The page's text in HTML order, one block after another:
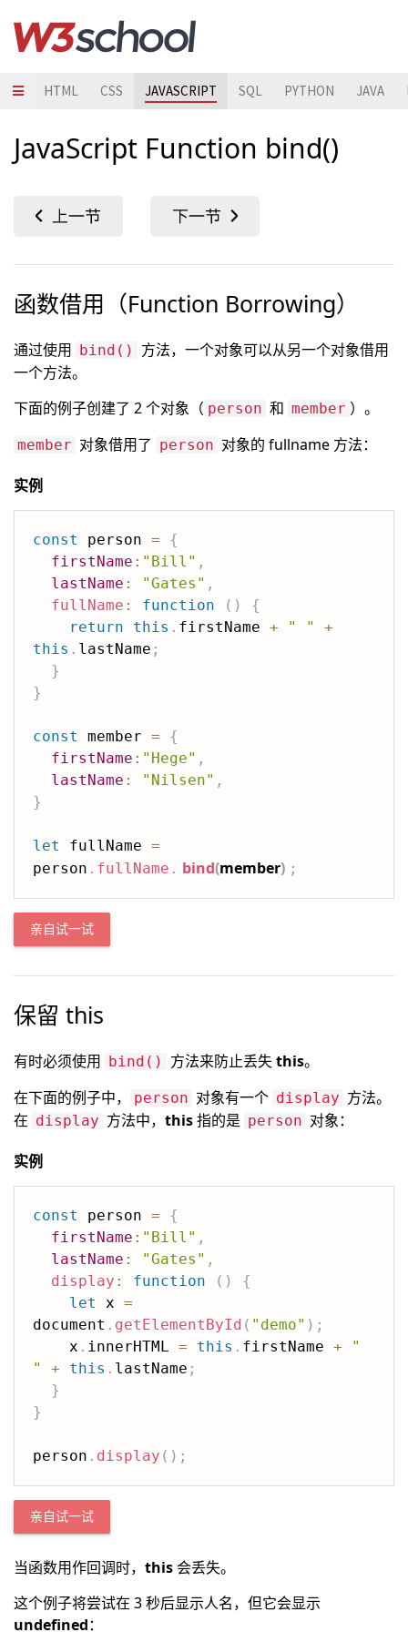
HTML CSS JAVASCRIPT SQL PYTHON JAVA
JavaScript Function bind()
函数借用（Function Borrowing）
通过使用 bind()
方法，一个对象可以从另一个对象借用
一个方法。
下面的例子创建了 2 个对象（ person 和 member ）。
member 对象借用了 person 对象的 fullname 方法：
实例
const person =
{
firstName : "Bill" ,
lastName : "Gates" ,
fullName : function ( )
{
return
this . firstName + " "
+
this . lastName ;
}
}
const member =
{
firstName : "Hege" ,
lastName : "Nilsen" ,
}
let fullName =
person . fullName . bind(member) ;
亲自试一试
保留 this
有时必须使用 bind() 方法来防止丢失this。
在下面的例子中，
person 对象有一个 display 方法。
在 display 方法中， this指的是 person 对象：
实例
const person =
{
firstName : "Bill" ,
lastName : "Gates" ,
display : function ( )
{
let
x =
document . getElementById ( "demo" ) ;
    x
. innerHTML = this . firstName +
"
"
+ this . lastName ;
}
}
person . display ( ) ;
亲自试一试
当函数用作回调时， this 会丢失。
这个例子将尝试在 3 秒后显示人名，但它会显示
undefined：